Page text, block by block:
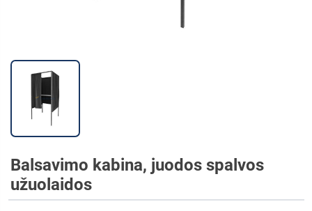
Balsavimo kabina, juodos spalvos
užuolaidos